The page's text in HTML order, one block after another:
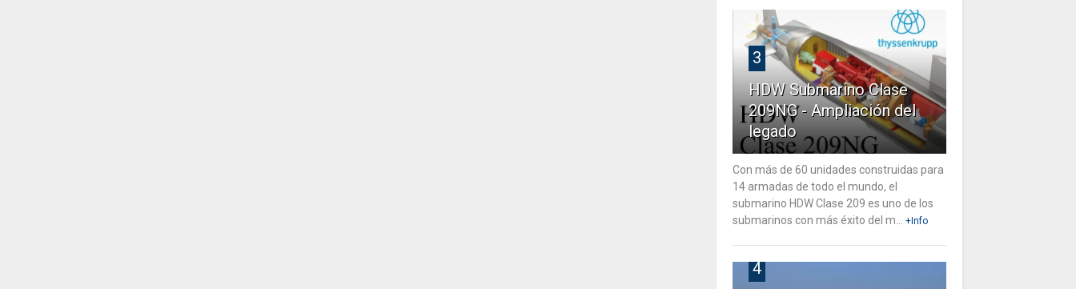
3
HDW Submarino Clase
209NG - Ampliación del
legado
Con más de 60 unidades construidas para
14 armadas de todo el mundo, el
submarino HDW Clase 209 es uno de los
submarinos con más éxito del m...
+Info
4